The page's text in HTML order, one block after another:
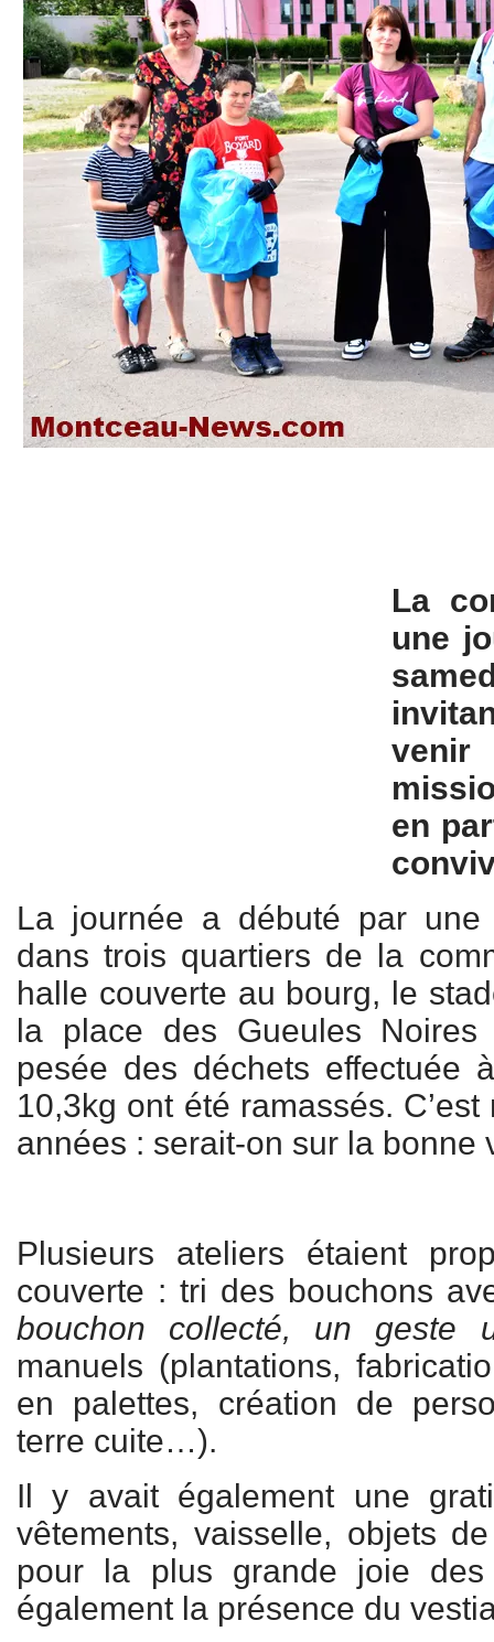
La
une
en
La journée a débuté par une
dans trois quartiers de la
halle couverte au bourg, le
la place des Gueules
pesée des déchets effectuée
10,3kg ont été ramassés.
années : serait-on sur la bonne
Plusieurs ateliers étaient
couverte : tri des bouchons
bouchon collecté, un geste
manuels (plantations,
en palettes, création de
terre cuite…).
Il y avait également une
vêtements, vaisselle, objets
pour la plus grande joie
également la présence du